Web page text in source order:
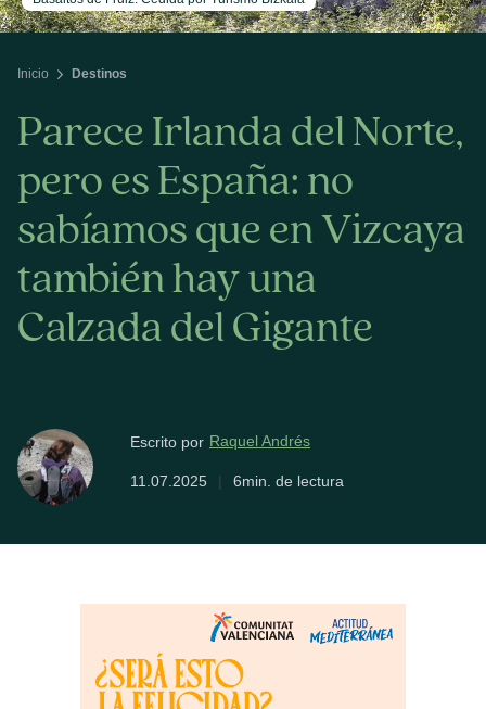
Inicio Destinos
Parece Irlanda del Norte,
pero es España: no
sabíamos que en Vizcaya
también hay una
Calzada del Gigante
Escrito por Raquel Andrés
11.07.2025 | 6min. de lectura